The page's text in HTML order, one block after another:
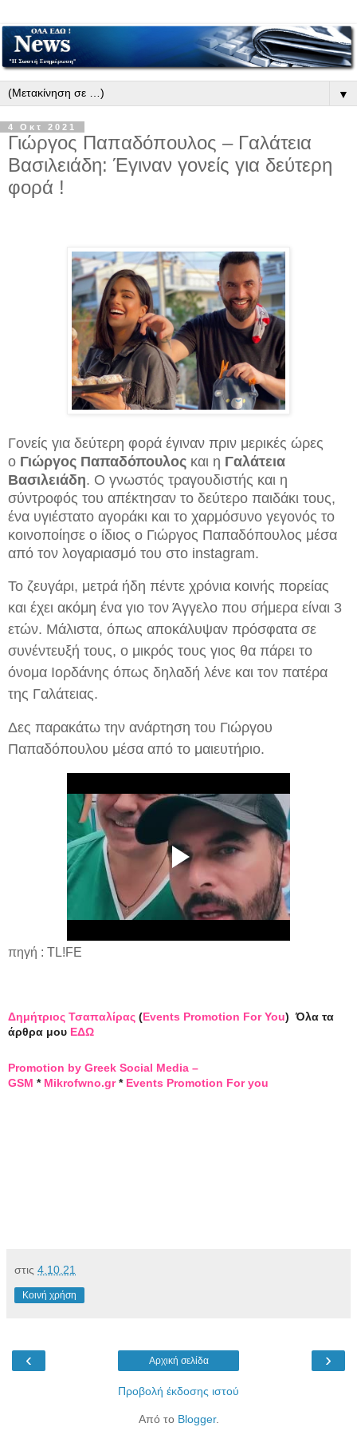
▼
4 Οκτ 2021
Γιώργος Παπαδόπουλος – Γαλάτεια
Βασιλειάδη: Έγιναν γονείς για δεύτερη
φορά !
Γονείς για δεύτερη φορά έγιναν πριν μερικές ώρες
ο Γιώργος Παπαδόπουλος και η Γαλάτεια
Βασιλειάδη. Ο γνωστός τραγουδιστής και η
σύντροφός του απέκτησαν το δεύτερο παιδάκι τους,
ένα υγιέστατο αγοράκι και το χαρμόσυνο γεγονός το
κοινοποίησε ο ίδιος ο Γιώργος Παπαδόπουλος μέσα
από τον λογαριασμό του στο instagram.
Το ζευγάρι, μετρά ήδη πέντε χρόνια κοινής πορείας
και έχει ακόμη ένα γιο τον Άγγελο που σήμερα είναι 3
ετών. Μάλιστα, όπως αποκάλυψαν πρόσφατα σε
συνέντευξή τους, ο μικρός τους γιος θα πάρει το
όνομα Ιορδάνης όπως δηλαδή λένε και τον πατέρα
της Γαλάτειας.
Δες παρακάτω την ανάρτηση του Γιώργου
Παπαδόπουλου μέσα από το μαιευτήριο.
πηγή : TL!FE
Δημήτριος Τσαπαλίρας (Events Promotion For You) Όλα τα
άρθρα μου ΕΔΩ
Promotion by Greek Social Media –
GSM * Mikrofwno.gr* Events Promotion For you
Αναπαραγωγής
Βίντεο
στις 4.10.21
Κοινή χρήση
‹ ›
Αρχική σελίδα
Προβολή έκδοσης ιστού
Από το Blogger.